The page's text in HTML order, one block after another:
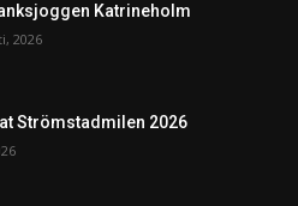
Katrineholm
2026
Strömstadmilen 2026